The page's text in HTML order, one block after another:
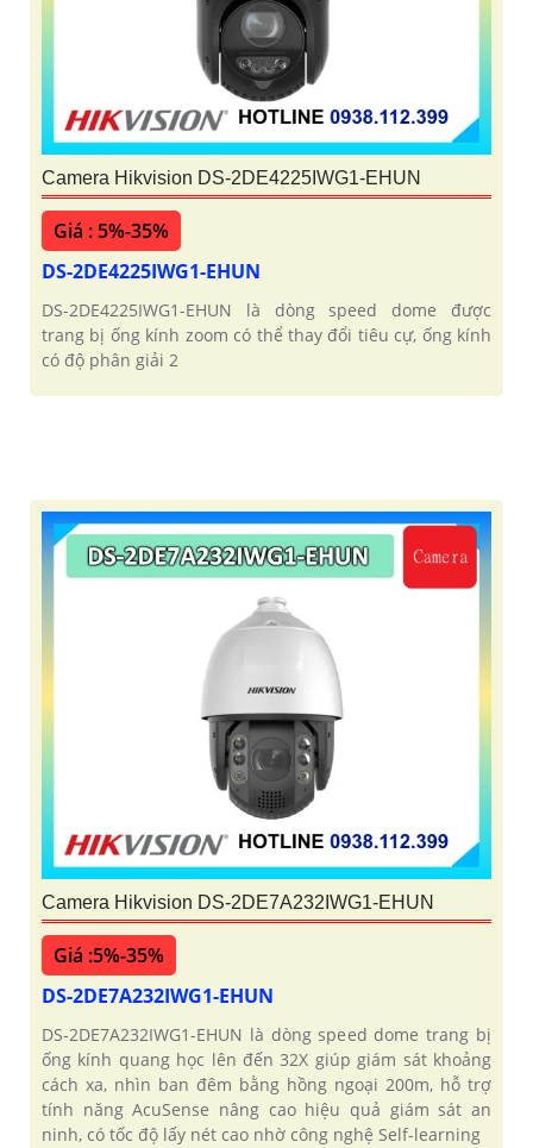
Camera Hikvision DS-2DE4225IWG1-EHUN
Giá : 5%-35%
DS-2DE4225IWG1-EHUN
DS-2DE4225IWG1-EHUN là dòng speed dome được
trang bị ống kính zoom có thể thay đổi tiêu cự, ống kính
có độ phân giải 2
Camera Hikvision DS-2DE7A232IWG1-EHUN
Giá :5%-35%
DS-2DE7A232IWG1-EHUN
DS-2DE7A232IWG1-EHUN là dòng speed dome trang bị
ống kính quang học lên đến 32X giúp giám sát khoảng
cách xa, nhìn ban đêm bằng hồng ngoại 200m, hỗ trợ
tính năng AcuSense nâng cao hiệu quả giám sát an
ninh, có tốc độ lấy nét cao nhờ công nghệ Self-learning